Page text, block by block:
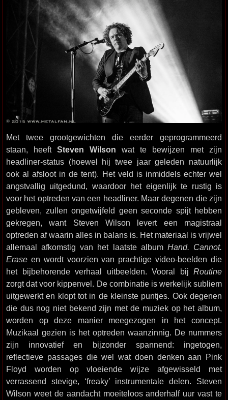
Met twee grootgewichten die eerder geprogrammeerd
staan, heeft Steven Wilson wat te bewijzen met zijn
headliner-status (hoewel hij twee jaar geleden natuurlijk
ook al afsloot in de tent). Het veld is inmiddels echter wel
angstvallig uitgedund, waardoor het eigenlijk te rustig is
voor het optreden van een headliner. Maar degenen die zijn
gebleven, zullen ongetwijfeld geen seconde spijt hebben
gekregen, want Steven Wilson levert een magistraal
optreden af waarin alles in balans is. Het materiaal is vrijwel
allemaal afkomstig van het laatste album Hand. Cannot.
Erase en wordt voorzien van prachtige video-beelden die
het bijbehorende verhaal uitbeelden. Vooral bij Routine
zorgt dat voor kippenvel. De combinatie is werkelijk subliem
uitgewerkt en klopt tot in de kleinste puntjes. Ook degenen
die dus nog niet bekend zijn met de muziek op het album,
worden op deze manier meegezogen in het concept.
Muzikaal gezien is het optreden waanzinnig. De nummers
zijn innovatief en bijzonder spannend: ingetogen,
reflectieve passages die wel wat doen denken aan Pink
Floyd worden op vloeiende wijze afgewisseld met
verrassend stevige, ‘freaky’ instrumentale delen. Steven
Wilson weet de aandacht moeiteloos anderhalf uur vast te